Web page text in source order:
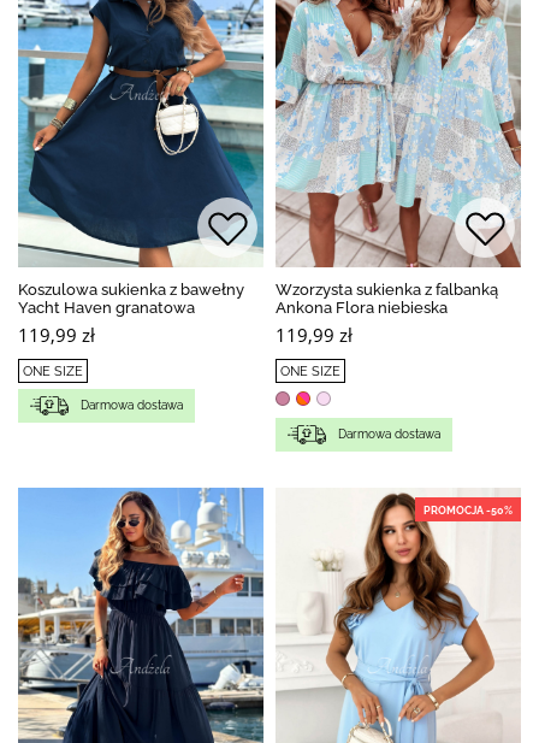
Koszulowa sukienka z bawełny
Yacht Haven granatowa
119,99 zł
ONE SIZE
Darmowa dostawa
Wzorzysta sukienka z falbanką
Ankona Flora niebieska
119,99 zł
ONE SIZE
Darmowa dostawa
PROMOCJA -50%